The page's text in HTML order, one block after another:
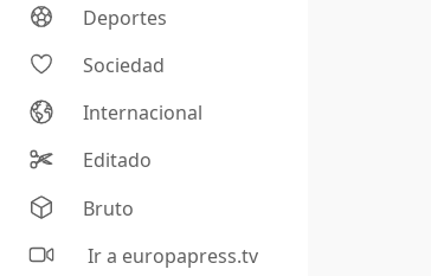
Deportes
Sociedad
Internacional
Editado
Bruto
Ir a europapress.tv